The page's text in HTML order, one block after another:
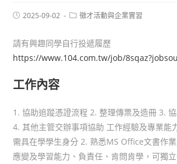
2025-09-02 徵才活動與企業實習
請有興趣同學自行投遞履歷
https://www.104.com.tw/job/
工作內容
1. 協助追蹤憑證流程 2. 整理傳票及造冊 3.
4. 其他主管交辦事項協助 工作經驗及專業能
需具在學學生身分 2. 熟悉MS Office文書作
應變及學習能力、負責任、肯問肯學，可獨